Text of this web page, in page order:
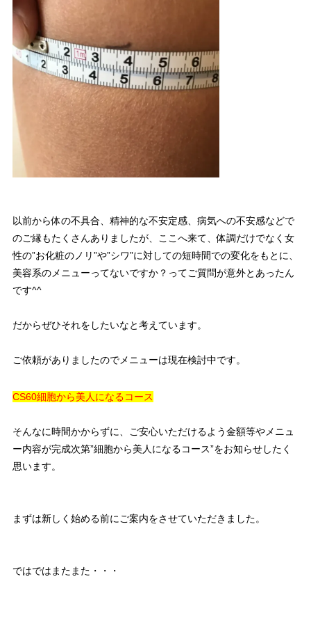
以前から体の不具合、精神的な不安定感、病気への不安感などで
のご縁もたくさんありましたが、ここへ来て、体調だけでなく女
性の”お化粧のノリ”や”シワ”に対しての短時間での変化をもとに、
美容系のメニューってないですか？ってご質問が意外とあったん
です^^
だからぜひそれをしたいなと考えています。
ご依頼がありましたのでメニューは現在検討中です。
CS60細胞から美人になるコース
そんなに時間かからずに、ご安心いただけるよう金額等やメニュ
ー内容が完成次第”細胞から美人になるコース”をお知らせしたく
思います。
まずは新しく始める前にご案内をさせていただきました。
ではではまたまた・・・